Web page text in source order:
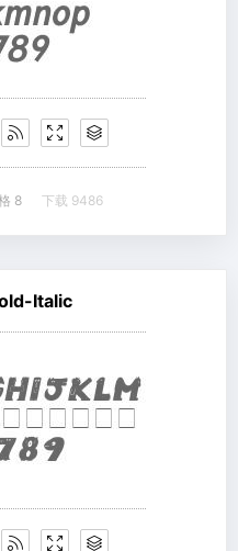
8 下载 9486
Italic